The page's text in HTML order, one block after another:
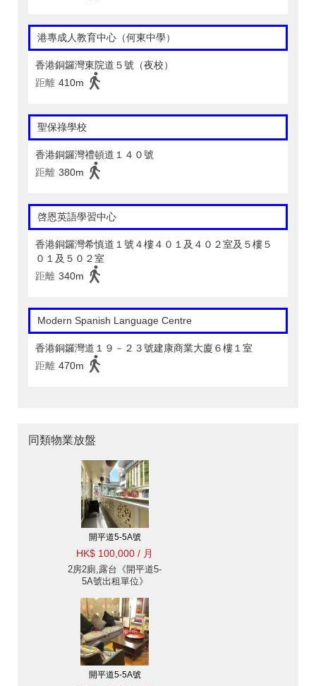
港專成人教育中心（何東中學）
香港銅鑼灣東院道５號（夜校）
距離 410m
聖保祿學校
香港銅鑼灣禮頓道１４０號
距離 380m
啓恩英語學習中心
香港銅鑼灣希慎道１號４樓４０１及４０２室及５樓５
０１及５０２室
距離 340m
Modern Spanish Language Centre
香港銅鑼灣道１９－２３號建康商業大廈６樓１室
距離 470m
同類物業放盤
開平道5-5A號
HK$ 100,000 / 月
2房2廁,露台《開平道5-
5A號出租單位》
開平道5-5A號